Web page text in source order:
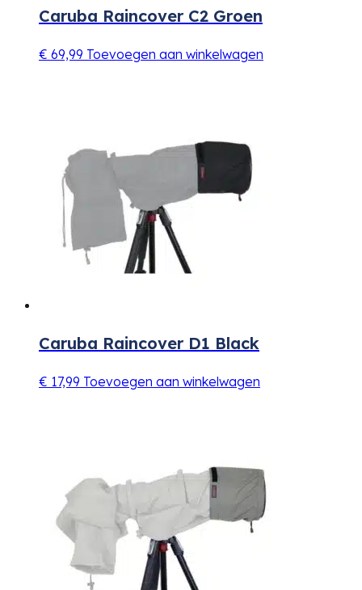
Caruba Raincover C2 Groen
€ 69,99 Toevoegen aan winkelwagen
Caruba Raincover D1 Black
€ 17,99 Toevoegen aan winkelwagen